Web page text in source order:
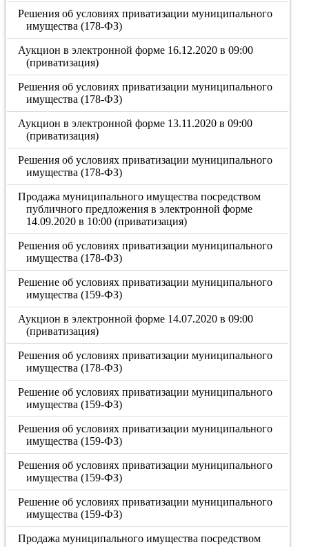
Решения об условиях приватизации муниципального
имущества (178-ФЗ)
Аукцион в электронной форме 16.12.2020 в 09:00
(приватизация)
Решения об условиях приватизации муниципального
имущества (178-ФЗ)
Аукцион в электронной форме 13.11.2020 в 09:00
(приватизация)
Решения об условиях приватизации муниципального
имущества (178-ФЗ)
Продажа муниципального имущества посредством
публичного предложения в электронной форме
14.09.2020 в 10:00 (приватизация)
Решения об условиях приватизации муниципального
имущества (178-ФЗ)
Решение об условиях приватизации муниципального
имущества (159-ФЗ)
Аукцион в электронной форме 14.07.2020 в 09:00
(приватизация)
Решения об условиях приватизации муниципального
имущества (178-ФЗ)
Решение об условиях приватизации муниципального
имущества (159-ФЗ)
Решения об условиях приватизации муниципального
имущества (159-ФЗ)
Решения об условиях приватизации муниципального
имущества (159-ФЗ)
Решение об условиях приватизации муниципального
имущества (159-ФЗ)
Продажа муниципального имущества посредством